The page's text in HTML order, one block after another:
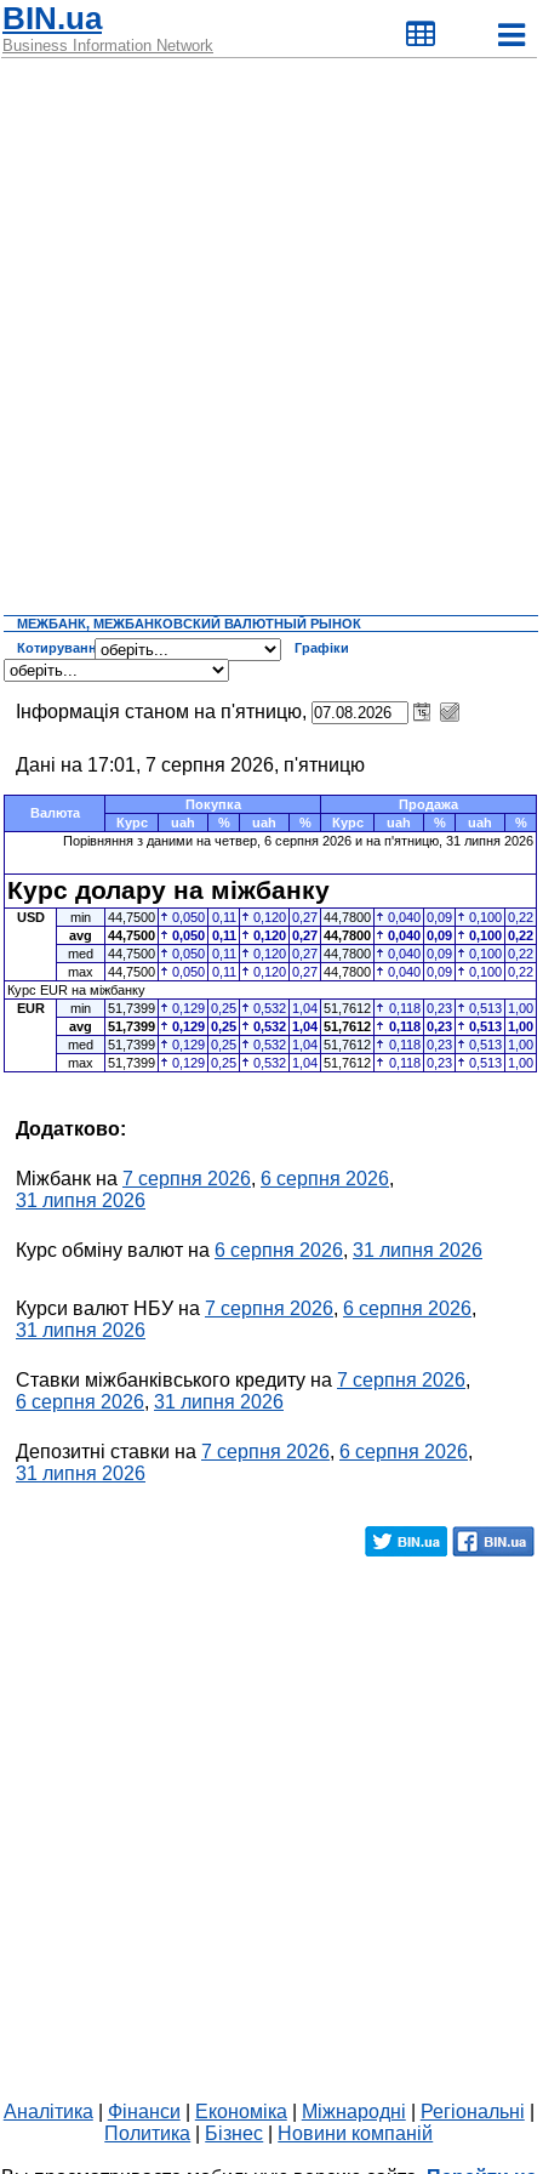
BIN.ua
Business Information Network
МЕЖБАНК, МЕЖБАНКОВСКИЙ ВАЛЮТНЫЙ РЫНОК
Котирування
Графіки
Інформація станом на п'ятницю,
Дані на 17:01, 7 серпня 2026, п'ятницю
Валюта
Покупка
Продажа
Курс
uah % uah % Курс uah % uah
%
Порівняння з даними на четвер, 6 серпня 2026 и на п'ятницю, 31 липня 2026
Курс долару на міжбанку
USD min 44,7500 0,050 0,11 0,120 0,27 44,7800 0,040 0,09 0,100 0,22
avg
44,7500 0,050 0,11 0,120 0,27 44,7800 0,040 0,09 0,100 0,22
med
44,7500 0,050 0,11 0,120 0,27 44,7800 0,040 0,09 0,100 0,22
max
44,7500 0,050 0,11 0,120 0,27 44,7800 0,040 0,09 0,100 0,22
Курс EUR на міжбанку
EUR
min 51,7399 0,129 0,25 0,532 1,04 51,7612 0,118 0,23 0,513 1,00
avg
51,7399 0,129 0,25 0,532 1,04 51,7612 0,118 0,23 0,513 1,00
med
51,7399 0,129 0,25 0,532 1,04 51,7612 0,118 0,23 0,513 1,00
max
51,7399 0,129 0,25 0,532 1,04 51,7612 0,118 0,23 0,513 1,00
Додатково:
Міжбанк на 7 серпня 2026, 6 серпня 2026,
31 липня 2026
Курс обміну валют на 6 серпня 2026, 31 липня 2026
Курси валют НБУ на 7 серпня 2026, 6 серпня 2026,
31 липня 2026
Ставки міжбанківського кредиту на 7 серпня 2026,
6 серпня 2026, 31 липня 2026
Депозитні ставки на 7 серпня 2026, 6 серпня 2026,
31 липня 2026
Аналітика Фінанси Економіка Міжнародні Регіональні
Политика
Бізнес Новини компаній